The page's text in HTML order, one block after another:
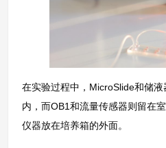
在实验过程中，MicroSlide和储
内，而OB1和流量传感器则留在
仪器放在培养箱的外面。